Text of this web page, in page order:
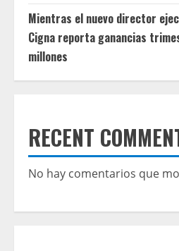
Mientras el nuevo director
Cigna reporta ganancias
millones
RECENT
No hay comentarios que